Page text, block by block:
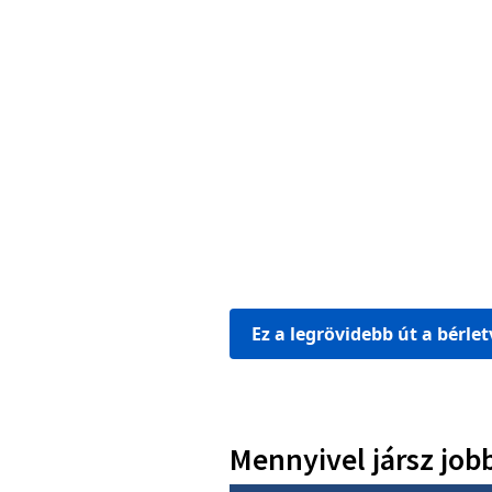
Ez a legrövidebb út a
Mennyivel jársz